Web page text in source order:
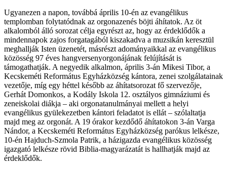
Ugyanezen a napon, továbbá április 10-én az evangélikus
templomban folytatódnak az orgonazenés böjti áhítatok. Az öt
alkalomból álló sorozat célja egyrészt az, hogy az érdeklődők a
mindennapok zajos forgatagából kiszakadva a muzsikán keresztül
meghallják Isten üzenetét, másrészt adományaikkal az evangélikus
közösség 97 éves hangversenyorgonájának felújítását is
támogathatják. A negyedik alkalmon, április 3-án Mikesi Tibor, a
Kecskeméti Református Egyházközség kántora, zenei szolgálatainak
vezetője, míg egy héttel később az áhítatsorozat fő szervezője,
Gerhát Domonkos, a Kodály Iskola 12. osztályos gimnáziumi és
zeneiskolai diákja – aki orgonatanulmányai mellett a helyi
evangélikus gyülekezetben kántori feladatot is ellát – szólaltatja
majd meg az orgonát. A 19 órakor kezdődő áhítatokon 3-án Varga
Nándor, a Kecskeméti Református Egyházközség parókus lelkésze,
10-én Hajduch-Szmola Patrik, a házigazda evangélikus közösség
igazgató lelkésze rövid Biblia-magyarázatát is hallhatják majd az
érdeklődők.